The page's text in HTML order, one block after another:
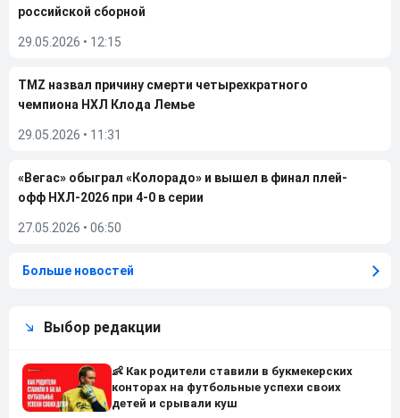
российской сборной
29.05.2026 • 12:15
TMZ назвал причину смерти четырехкратного
чемпиона НХЛ Клода Лемье
29.05.2026 • 11:31
«Вегас» обыграл «Колорадо» и вышел в финал плей-
офф НХЛ-2026 при 4-0 в серии
27.05.2026 • 06:50
Больше новостей
Выбор редакции
👶 Как родители ставили в букмекерских
конторах на футбольные успехи своих
детей и срывали куш